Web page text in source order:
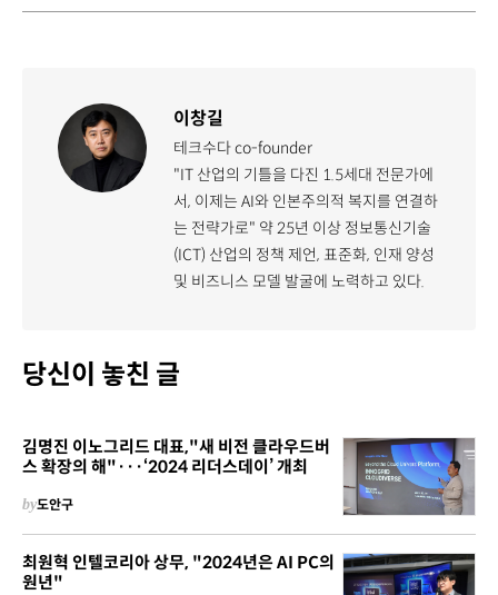
이창길
테크수다 co-founder
"IT 산업의 기틀을 다진 1.5세대 전문가에
서, 이제는 AI와 인본주의적 복지를 연결하
는 전략가로" 약 25년 이상 정보통신기술
(ICT) 산업의 정책 제언, 표준화, 인재 양성
및 비즈니스 모델 발굴에 노력하고 있다.
당신이 놓친 글
김명진 이노그리드 대표,"새 비전 클라우드버
스 확장의 해"···‘2024 리더스데이’ 개최
by도안구
최원혁 인텔코리아 상무, "2024년은 AI PC의
원년"